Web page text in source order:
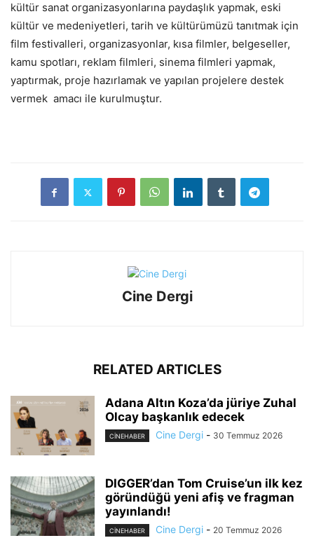
kültür sanat organizasyonlarına paydaşlık yapmak, eski
kültür ve medeniyetleri, tarih ve kültürümüzü tanıtmak için
film festivalleri, organizasyonlar, kısa filmler, belgeseller,
kamu spotları, reklam filmleri, sinema filmleri yapmak,
yaptırmak, proje hazırlamak ve yapılan projelere destek
vermek amacı ile kurulmuştur.
Cine Dergi
RELATED ARTICLES
Adana Altın Koza’da jüriye Zuhal
Olcay başkanlık edecek
CINEHABER Cine Dergi - 30 Temmuz 2026
DIGGER’dan Tom Cruise’un ilk kez
göründüğü yeni afiş ve fragman
yayınlandı!
CINEHABER Cine Dergi - 20 Temmuz 2026